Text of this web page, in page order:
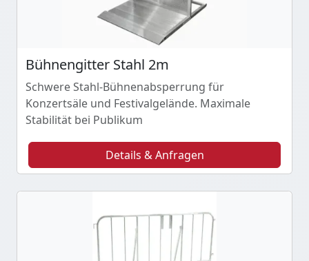
Bühnengitter Stahl 2m
Schwere Stahl-Bühnenabsperrung für
Konzertsäle und Festivalgelände. Maximale
Stabilität bei Publikum
Details & Anfragen